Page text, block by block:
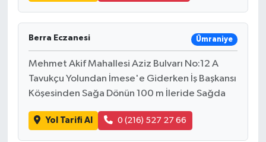
Berra Eczanesi Ümraniye
Mehmet Akif Mahallesi Aziz Bulvarı No:12 A
Tavukçu Yolundan İmese'e Giderken İş Başkansı
Köşesinden Sağa Dönün 100 m İleride Sağda
Yol Tarifi Al 0 (216) 527 27 66